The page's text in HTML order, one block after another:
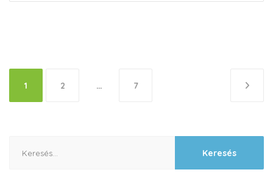
Bejegyzések
lapozása
1 2 … 7